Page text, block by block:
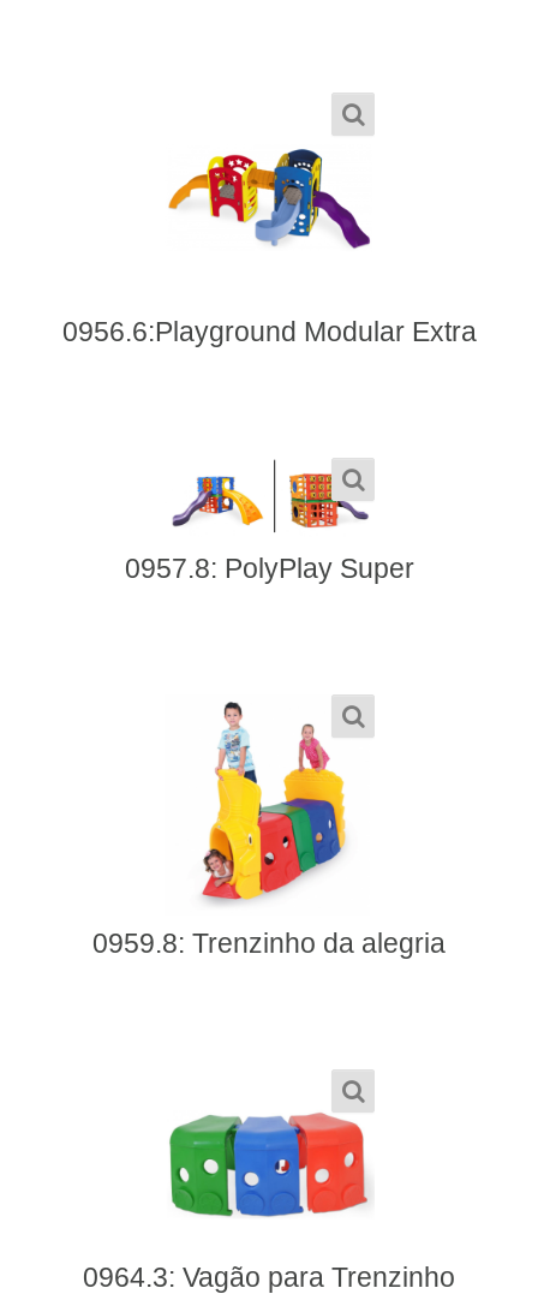
0956.6:Playground Modular Extra
0957.8: PolyPlay Super
0959.8: Trenzinho da alegria
0964.3: Vagão para Trenzinho